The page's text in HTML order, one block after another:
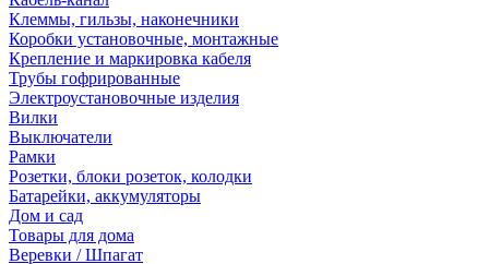
Клеммы, гильзы, наконечники
Коробки установочные, монтажные
Крепление и маркировка кабеля
Трубы гофрированные
Электроустановочные изделия
Вилки
Выключатели
Рамки
Розетки, блоки розеток, колодки
Батарейки, аккумуляторы
Дом и сад
Товары для дома
Веревки / Шпагат